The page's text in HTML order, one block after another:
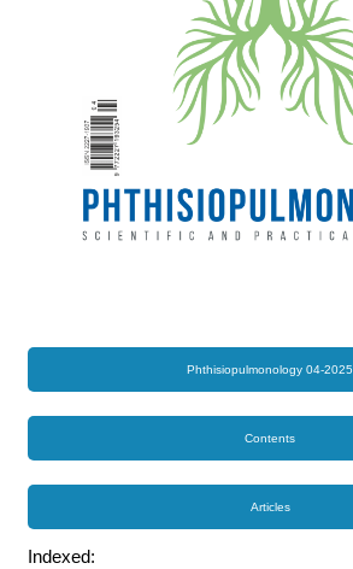
Phthisiopulmonology 04-2025
Contents
Articles
Indexed: